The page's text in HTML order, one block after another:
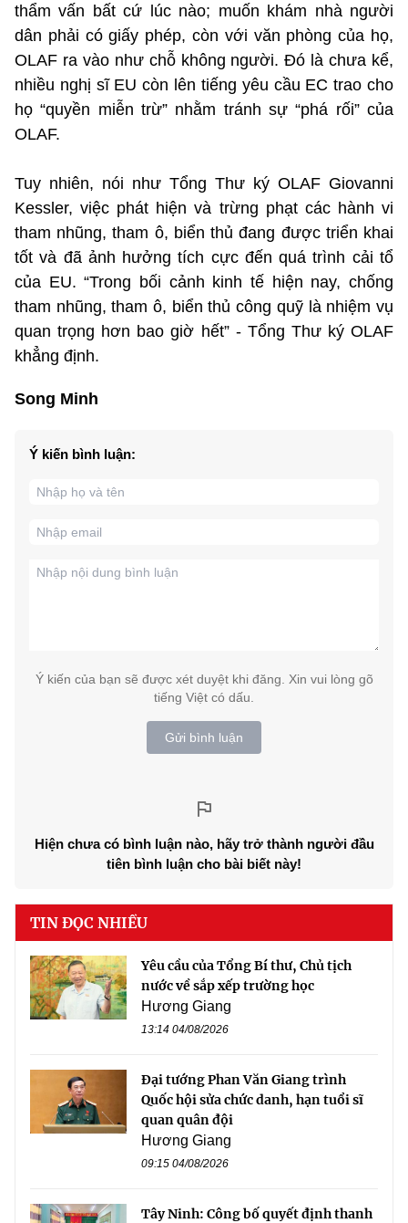
thẩm vấn bất cứ lúc nào; muốn khám nhà người
dân phải có giấy phép, còn với văn phòng của họ,
OLAF ra vào như chỗ không người. Đó là chưa kể,
nhiều nghị sĩ EU còn lên tiếng yêu cầu EC trao cho
họ “quyền miễn trừ” nhằm tránh sự “phá rối” của
OLAF.
Tuy nhiên, nói như Tổng Thư ký OLAF Giovanni
Kessler, việc phát hiện và trừng phạt các hành vi
tham nhũng, tham ô, biển thủ đang được triển khai
tốt và đã ảnh hưởng tích cực đến quá trình cải tổ
của EU. “Trong bối cảnh kinh tế hiện nay, chống
tham nhũng, tham ô, biển thủ công quỹ là nhiệm vụ
quan trọng hơn bao giờ hết” - Tổng Thư ký OLAF
khẳng định.
Song Minh
Ý kiến bình luận:
Ý kiến của bạn sẽ được xét duyệt khi đăng. Xin vui lòng gõ
tiếng Việt có dấu.
Gửi bình luận
Hiện chưa có bình luận nào, hãy trở thành người đầu
tiên bình luận cho bài biết này!
TIN ĐỌC NHIỀU
Yêu cầu của Tổng Bí thư, Chủ tịch
nước về sắp xếp trường học
Hương Giang
13:14 04/08/2026
Đại tướng Phan Văn Giang trình
Quốc hội sửa chức danh, hạn tuổi sĩ
quan quân đội
Hương Giang
09:15 04/08/2026
Tây Ninh: Công bố quyết định thanh